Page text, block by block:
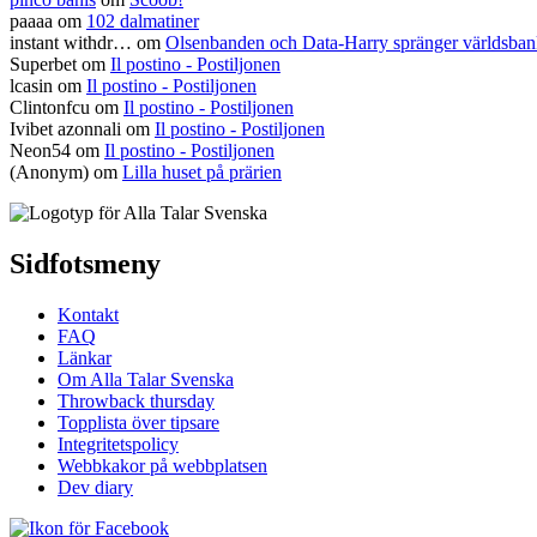
paaaa om 102 dalmatiner
instant withdr… om Olsenbanden och Data-Harry spränger
Superbet om Il postino - Postiljonen
lcasin om Il postino - Postiljonen
Clintonfcu om Il postino - Postiljonen
Ivibet azonnali om Il postino - Postiljonen
Neon54 om Il postino - Postiljonen
(Anonym) om Lilla huset på prärien
Sidfotsmeny
Kontakt
FAQ
Länkar
Om Alla Talar Svenska
Throwback thursday
Topplista över tipsare
Integritetspolicy
Webbkakor på webbplatsen
Dev diary